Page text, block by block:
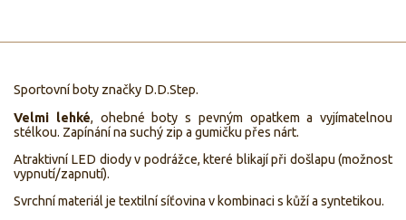
Sportovní boty značky D.D.Step.
Velmi lehké, ohebné boty s pevným opatkem a vyjímatelnou
stélkou. Zapínání na suchý zip a gumičku přes nárt.
Atraktivní LED diody v podrážce, které blikají při došlapu (možnost
vypnutí/zapnutí).
Svrchní materiál je textilní síťovina v kombinaci s kůží a syntetikou.